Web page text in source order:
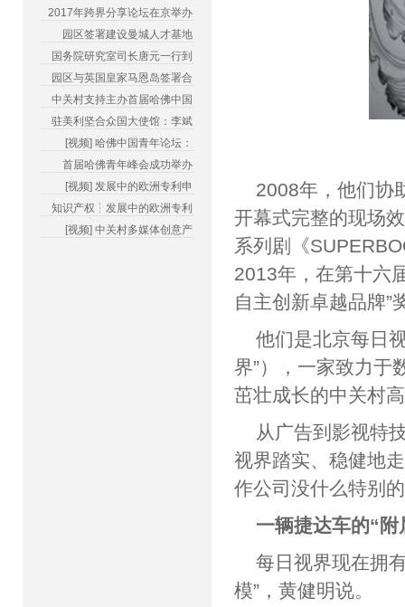
2017年跨界分享论坛在京举办
园区签署建设曼城人才基地
国务院研究室司长唐元一行到
园区与英国皇家马恩岛签署合
中关村支持主办首届哈佛中国
驻美利坚合众国大使馆：李斌
[视频] 哈佛中国青年论坛：
首届哈佛青年峰会成功举办
[视频] 发展中的欧洲专利申
知识产权┆发展中的欧洲专利
[视频] 中关村多媒体创意产
2008年，他们协
开幕式完整的现场
系列剧《
2013年，在第十六
自主创新卓越品牌
他们是北京每日
界”），一家致力于
茁壮成长的中关村
从广告到影视特
视界踏实、稳健地
作公司没什么特别
一辆捷达车的“附
每日视界现在拥
模”，黄健明说。